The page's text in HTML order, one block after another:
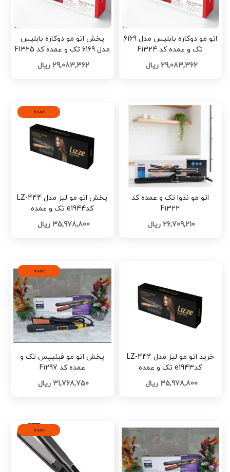
اتو مو دوکاره بابلیس مدل 6169
تک و عمده کد F1324
29,083,362 ریال
پخش اتو مو دوکاره بابلیس
مدل 6169 تک و عمده کد F1325
29,083,362 ریال
اتو مو ندوا تک و عمده کد
F1322
26,709,210 ریال
عمده
پخش اتو مو لیز مدل LZ-444
کدe1944 تک و عمده
35,978,800 ریال
خرید اتو مو لیز مدل LZ-444
کدe1943 تک و عمده
35,978,800 ریال
عمده
پخش اتو مو فیلیپس تک و
عمده کد F1297
31,768,750 ریال
عمده